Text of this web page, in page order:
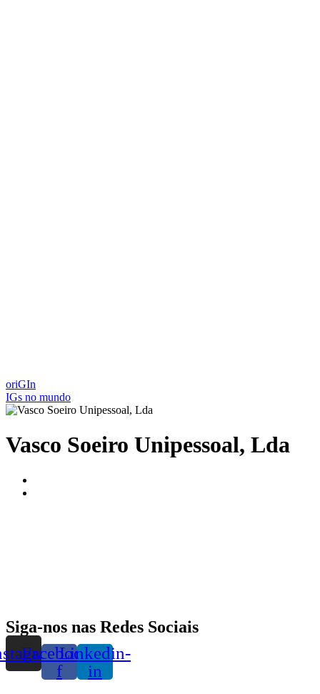
oriGIn
IGs no mundo
Vasco Soeiro Unipessoal, Lda
Siga-nos nas Redes Sociais
Facebook-
f
Linkedin-
in